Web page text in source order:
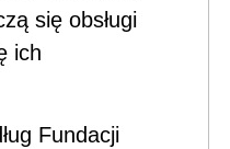
się obsługi
ich
Fundacji